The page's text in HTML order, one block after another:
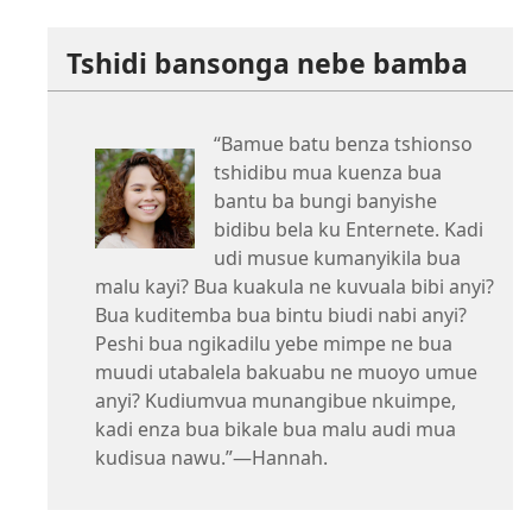
Tshidi bansonga nebe bamba
“Bamue batu benza tshionso
tshidibu mua kuenza bua
bantu ba bungi banyishe
bidibu bela ku Enternete. Kadi
udi musue kumanyikila bua
malu kayi? Bua kuakula ne kuvuala bibi anyi?
Bua kuditemba bua bintu biudi nabi anyi?
Peshi bua ngikadilu yebe mimpe ne bua
muudi utabalela bakuabu ne muoyo umue
anyi? Kudiumvua munangibue nkuimpe,
kadi enza bua bikale bua malu audi mua
kudisua nawu.”​—Hannah.